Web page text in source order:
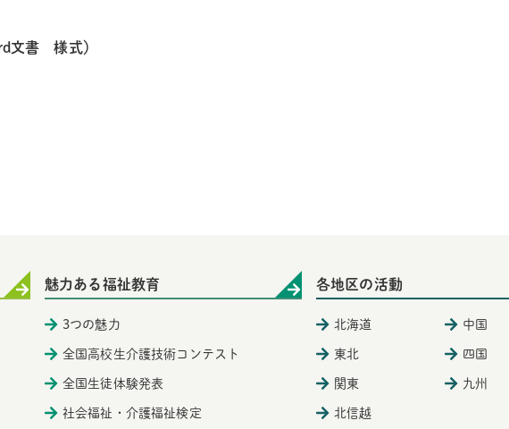
文書 様式）
魅力ある福祉教育
3つの魅力
全国高校生介護技術コンテスト
全国生徒体験発表
社会福祉・介護福祉検定
各地区の活動
北海道
東北
関東
北信越
中国
四国
九州